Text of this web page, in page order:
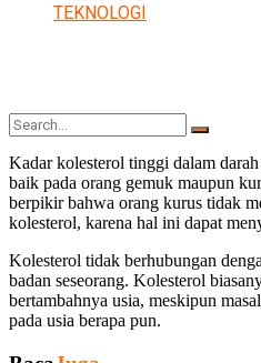
TEKNOLOGI
No Result
View All Result
Kadar kolesterol tinggi dalam
baik pada orang gemuk maupun
berpikir bahwa orang kurus tidak
kolesterol, karena hal ini dapat
Kolesterol tidak berhubungan
badan seseorang. Kolesterol
bertambahnya usia, meskipun
pada usia berapa pun.